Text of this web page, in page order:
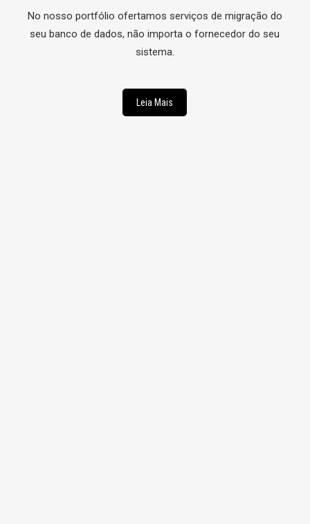
No nosso portfólio ofertamos serviços de migração do
seu banco de dados, não importa o fornecedor do seu
sistema.
Leia Mais